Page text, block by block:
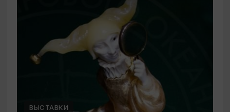
ВЫСТАВКИ